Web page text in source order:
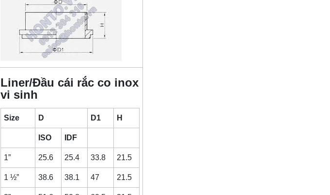
Liner/Đầu cái rắc co inox
vi sinh
Size D D1 H
ISO IDF
1” 25.6 25.4 33.8 21.5
1 ½” 38.6 38.1 47 21.5